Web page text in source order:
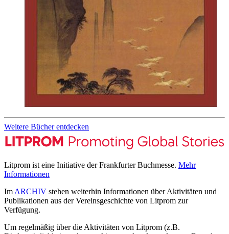
Weitere Bücher entdecken
Litprom ist eine Initiative der Frankfurter Buchmesse. Mehr
Informationen
Im ARCHIV stehen weiterhin Informationen über Aktivitäten und
Publikationen aus der Vereinsgeschichte von Litprom zur
Verfügung.
Um regelmäßig über die Aktivitäten von Litprom (z.B.